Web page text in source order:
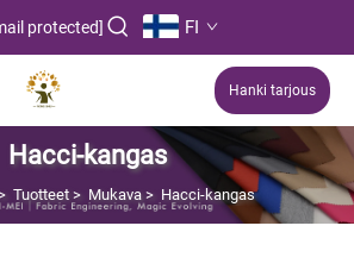
protected] FI
Hanki tarjous
Hacci-kangas
Tuotteet > Mukava > Hacci-kangas